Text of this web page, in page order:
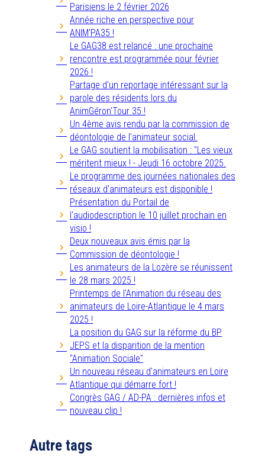
Parisiens le 2 février 2026
Année riche en perspective pour
ANIM'PA35 !
Le GAG38 est relancé : une prochaine
rencontre est programmée pour février
2026 !
Partage d'un reportage intéressant sur la
parole des résidents lors du
AnimGéron'Tour 35 !
Un 4ème avis rendu par la commission de
déontologie de l'animateur social.
Le GAG soutient la mobilisation : "Les vieux
méritent mieux ! - Jeudi 16 octobre 2025.
Le programme des journées nationales des
réseaux d'animateurs est disponible !
Présentation du Portail de
l'audiodescription le 10 juillet prochain en
visio !
Deux nouveaux avis émis par la
Commission de déontologie !
Les animateurs de la Lozère se réunissent
le 28 mars 2025 !
Printemps de l'Animation du réseau des
animateurs de Loire-Atlantique le 4 mars
2025 !
La position du GAG sur la réforme du BP
JEPS et la disparition de la mention
"Animation Sociale"
Un nouveau réseau d'animateurs en Loire
Atlantique qui démarre fort !
Congrès GAG / AD-PA : dernières infos et
nouveau clip !
Autre tags